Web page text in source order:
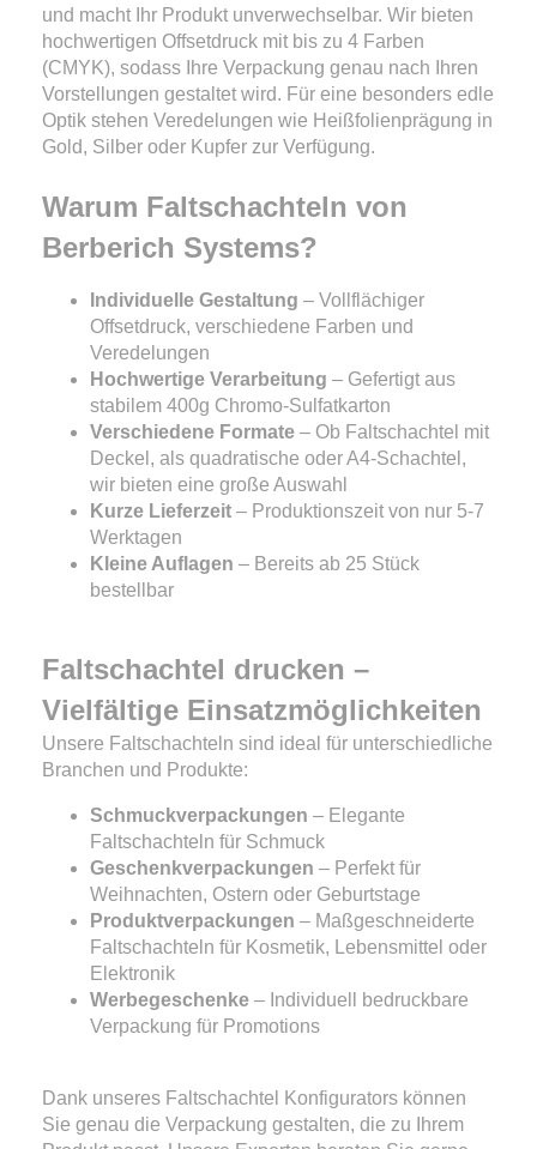
und macht Ihr Produkt unverwechselbar. Wir bieten
hochwertigen Offsetdruck mit bis zu 4 Farben
(CMYK), sodass Ihre Verpackung genau nach Ihren
Vorstellungen gestaltet wird. Für eine besonders edle
Optik stehen Veredelungen wie Heißfolienprägung in
Gold, Silber oder Kupfer zur Verfügung.
Warum Faltschachteln von
Berberich Systems?
Individuelle Gestaltung – Vollflächiger
Offsetdruck, verschiedene Farben und
Veredelungen
Hochwertige Verarbeitung – Gefertigt aus
stabilem 400g Chromo-Sulfatkarton
Verschiedene Formate – Ob Faltschachtel mit
Deckel, als quadratische oder A4-Schachtel,
wir bieten eine große Auswahl
Kurze Lieferzeit – Produktionszeit von nur 5-7
Werktagen
Kleine Auflagen – Bereits ab 25 Stück
bestellbar
Faltschachtel drucken –
Vielfältige Einsatzmöglichkeiten
Unsere Faltschachteln sind ideal für unterschiedliche
Branchen und Produkte:
Schmuckverpackungen – Elegante
Faltschachteln für Schmuck
Geschenkverpackungen – Perfekt für
Weihnachten, Ostern oder Geburtstage
Produktverpackungen – Maßgeschneiderte
Faltschachteln für Kosmetik, Lebensmittel oder
Elektronik
Werbegeschenke – Individuell bedruckbare
Verpackung für Promotions
Dank unseres Faltschachtel Konfigurators können
Sie genau die Verpackung gestalten, die zu Ihrem